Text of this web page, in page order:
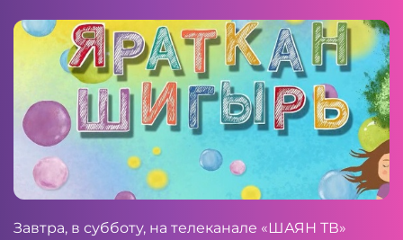
Завтра, в субботу, на телеканале «ШАЯН ТВ»